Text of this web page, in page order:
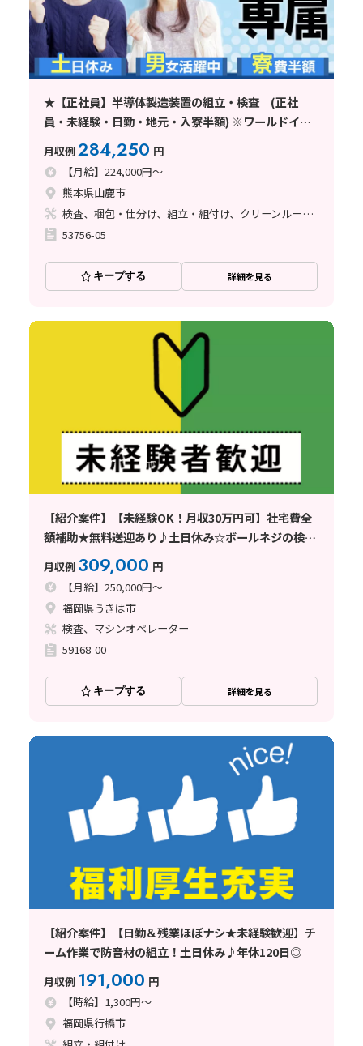
★【正社員】半導体製造装置の組立・検査 (正社
員・未経験・日勤・地元・入寮半額) ※ワールドイン
テック直接雇用
月収例284,250 円
【月給】224,000円～
熊本県山鹿市
検査、梱包・仕分け、組立・組付け、クリーンルーム、清掃・洗浄、立ち作業
53756-05
キープする 詳細を見る
【紹介案件】【未経験OK！月収30万円可】社宅費全
額補助★無料送迎あり♪土日休み☆ボールネジの検査
◎大人数募集！
月収例 309,000 円
【月給】250,000円～
福岡県うきは市
検査、マシンオペレーター
59168-00
キープする 詳細を見る
【紹介案件】【日勤＆残業ほぼナシ★未経験歓迎】チ
ーム作業で防音材の組立！土日休み♪年休120日◎
月収例 191,000 円
【時給】1,300円～
福岡県行橋市